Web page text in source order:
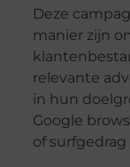
Deze
manier zijn
relevante
in hun
Google
of